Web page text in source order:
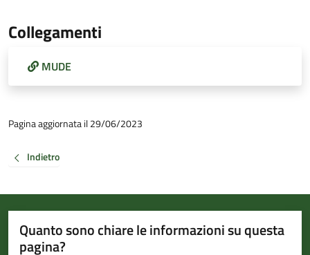
Collegamenti
MUDE
Pagina aggiornata il 29/06/2023
Indietro
Quanto sono chiare le informazioni su questa
pagina?